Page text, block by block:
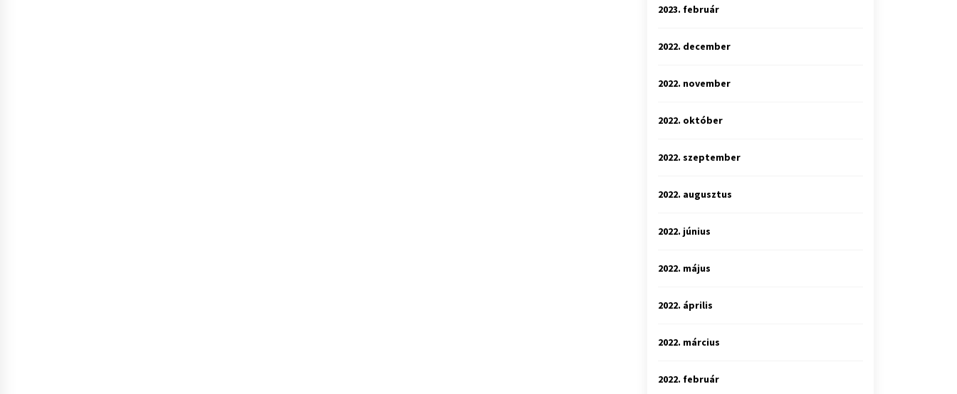
2023. február
2022. december
2022. november
2022. október
2022. szeptember
2022. augusztus
2022. június
2022. május
2022. április
2022. március
2022. február